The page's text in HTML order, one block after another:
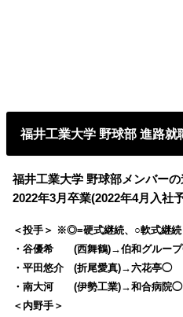
福井工業大学 野球部 進路就
福井工業大学 野球部メンバー
2022年3月卒業(2022年4月入社
＜投手＞ ※◎=硬式継続、○軟式継続
・谷優希 (西舞鶴)→伯和グルー
・平田悠介 (折尾愛真)→六花亭◯
・南大河 (伊勢工業)→和合病院◯
＜内野手＞